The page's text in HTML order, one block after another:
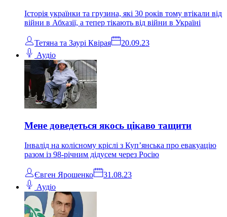
Історія українки та грузина, які 30 років тому втікали від
війни в Абхазії, а тепер тікають від війни в Україні
Тетяна та Заурі Квірая
20.09.23
Аудіо
Мене доведеться якось цікаво тащити
Інвалід на колісному кріслі з Куп’янська про евакуацію
разом із 98-річним дідусем через Росію
Євген Ярошенко
31.08.23
Аудіо